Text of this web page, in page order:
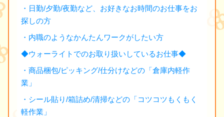
・日勤/夕勤/夜勤など、お好きなお時間のお仕事をお
探しの方
・内職のようなかんたんワークがしたい方
◆ウォーライトでのお取り扱いしているお仕事◆
・商品梱包/ピッキング/仕分けなどの「倉庫内軽作
業」
・シール貼り/箱詰め/清掃などの「コツコツもくもく
軽作業」